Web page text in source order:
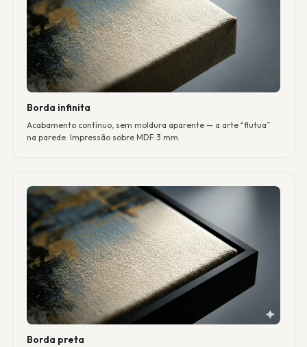
Borda infinita
Acabamento contínuo, sem moldura aparente — a arte “flutua”
na parede. Impressão sobre MDF 3 mm.
Borda preta